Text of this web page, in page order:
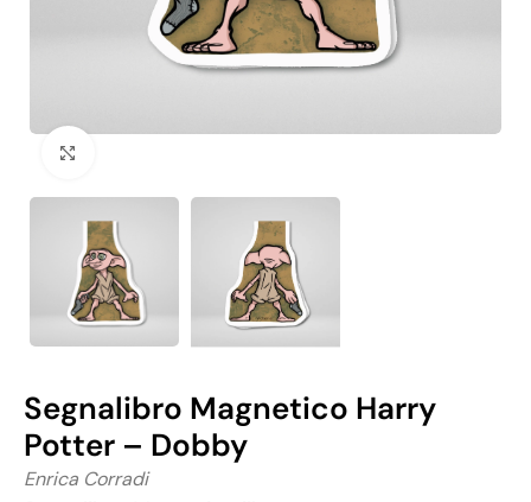
Segnalibro Magnetico Harry
Potter – Dobby
Enrica Corradi